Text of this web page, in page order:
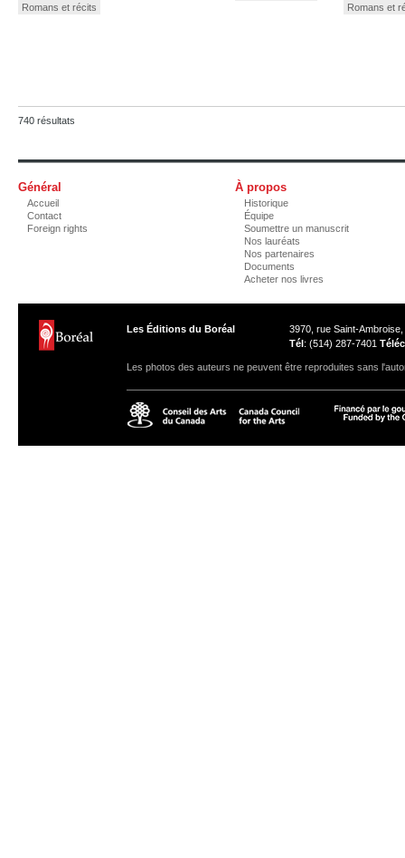
Romans et récits
Romans et
740 résultats
Général
Accueil
Contact
Foreign rights
À propos
Historique
Équipe
Soumettre un manuscrit
Nos lauréats
Nos partenaires
Documents
Acheter nos livres
Les Éditions du Boréal
3970, rue Saint-
Tél : (514) 287-7401 Téléc
Les photos des auteurs ne peuvent être reproduites sans